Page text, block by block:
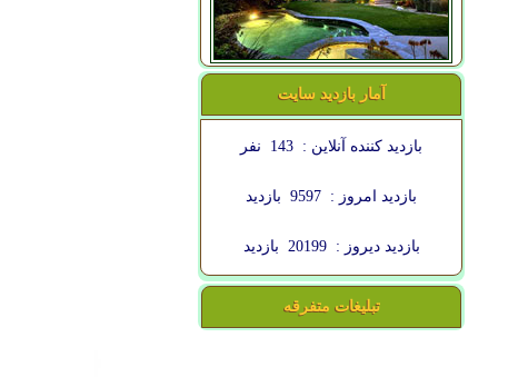
آمار بازدید سایت
بازدید کننده آنلاین : 143 نفر
بازدید امروز : 9597 بازدید
بازدید دیروز : 20199 بازدید
تبلیغات متفرقه